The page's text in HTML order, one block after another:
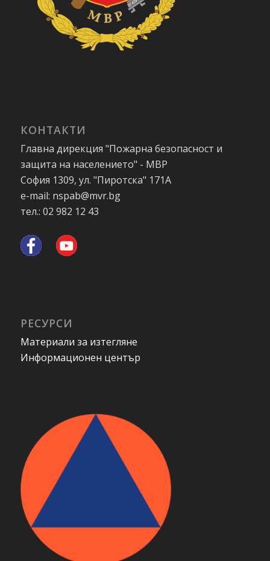
КОНТАКТИ
Главна дирекция "Пожарна безопасност и
защита на населението" - МВР
София 1309, ул. "Пиротска" 171А
e-mail: nspab@mvr.bg
тел.: 02 982 12 43
РЕСУРСИ
Материали за изтегляне
Информационен център